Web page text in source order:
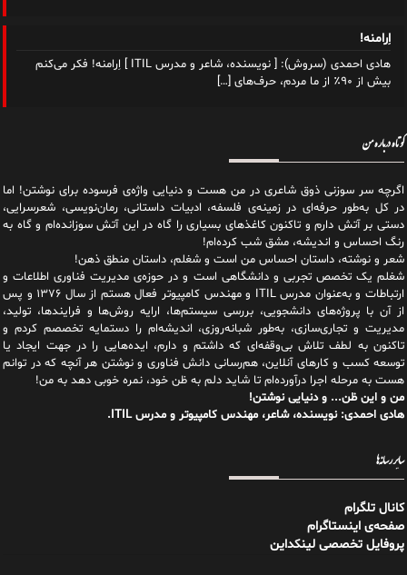
اِرامنه!
هادی احمدی (سروش): [ نویسنده، شاعر و مدرس ITIL ] اِرامنه! فکر می‌کنم
بیش از ۹۰٪ از ما مردم، حرف‌های
[…]
کوتاه درباره من
اگرچه سر سوزنی ذوق شاعری در من هست و دنیایی واژه‌‌ی فرسوده برای نوشتن! اما
در کل به‌طور حرفه‌ای در زمینه‌ی فلسفه، ادبیات داستانی، رمان‌نویسی، شعرسرایی،
دستی بر آتش دارم و تاکنون کاغذهای بسیاری را گاه در این آتش سوزانده‌ام و گاه به
رنگ احساس و اندیشه، مشق شب کرده‌ام!
شعر و نوشته، داستان احساس من است و شغلم، داستان منطق ذهن!
شغلم یک تخصص تجربی و دانشگاهی است و در حوزه‌ی مدیریت فناوری اطلاعات و
ارتباطات و به‌عنوان مدرس ITIL و مهندس کامپیوتر فعال هستم از سال ۱۳۷۶ و پس
از آن با پروژه‌های دانشجویی، بررسی سیستم‌ها، ارایه روش‌ها و فرایندها، تولید،
مدیریت و تجاری‌سازی، به‌طور شبانه‌روزی، اندیشه‌ام را دستمایه تخصصم کردم و
تاکنون به لطف تلاش بی‌وقفه‌ای که داشتم و دارم، اید‌ه‌هایی را در جهت ایجاد یا
توسعه کسب و کارهای آنلاین، هم‌رسانی دانش فناوری و نوشتن هر آنچه که در توانم
هست به مرحله اجرا درآورده‌ام تا شاید دلم به ظن خود، نمره خوبی دهد به من!
من و این ظن... و دنیایی نوشتن!
هادی احمدی: نویسنده، شاعر، مهندس کامپیوتر و مدرس ITIL.
سایر رسانه‌ها
کانال تلگرام
صفحه‌ی اینستاگرام
پروفایل تخصصی لینکداین